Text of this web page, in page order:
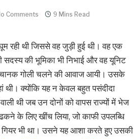
Comments 9 Mins Read
रही थी जिससे वह जुड़ी हुई थी। वह एक
की भूमिका भी निभाई और वह यूनिट
गोली चलने की आवाज आयी। उसके
क्योंकि यह न केवल बहुत पसंदीदा
थी जब उन दोनों को वापस राज्यों में भेज
के लिए खींच लिया, जो काफी उपलब्धि
गियर भी था। उसने यह आशा करते हुए उसकी